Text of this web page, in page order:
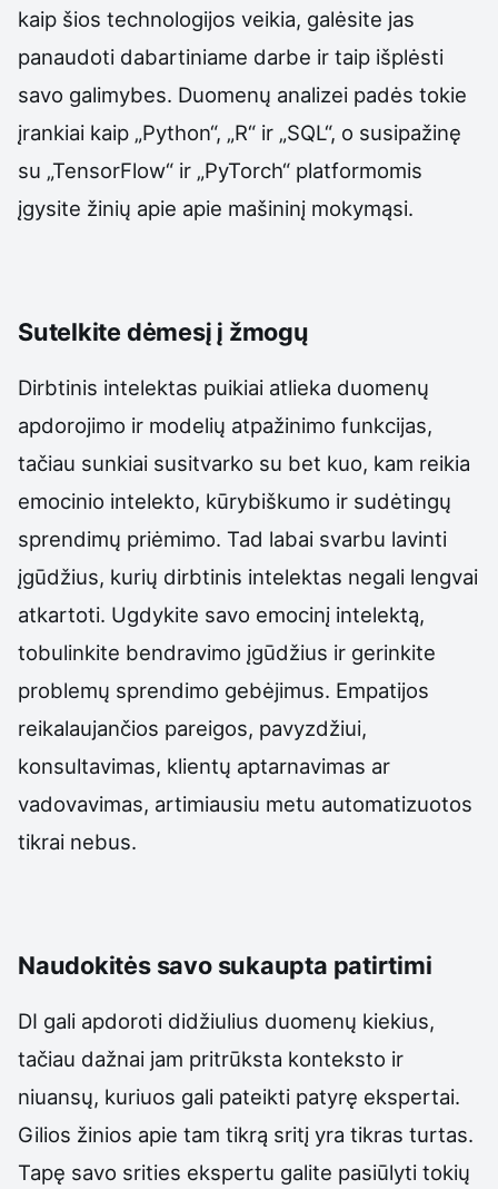
kaip šios technologijos veikia, galėsite jas
panaudoti dabartiniame darbe ir taip išplėsti
savo galimybes. Duomenų analizei padės tokie
įrankiai kaip „Python“, „R“ ir „SQL“, o susipažinę
su „TensorFlow“ ir „PyTorch“ platformomis
įgysite žinių apie apie mašininį mokymąsi.
Sutelkite dėmesį į žmogų
Dirbtinis intelektas puikiai atlieka duomenų
apdorojimo ir modelių atpažinimo funkcijas,
tačiau sunkiai susitvarko su bet kuo, kam reikia
emocinio intelekto, kūrybiškumo ir sudėtingų
sprendimų priėmimo. Tad labai svarbu lavinti
įgūdžius, kurių dirbtinis intelektas negali lengvai
atkartoti. Ugdykite savo emocinį intelektą,
tobulinkite bendravimo įgūdžius ir gerinkite
problemų sprendimo gebėjimus. Empatijos
reikalaujančios pareigos, pavyzdžiui,
konsultavimas, klientų aptarnavimas ar
vadovavimas, artimiausiu metu automatizuotos
tikrai nebus.
Naudokitės savo sukaupta patirtimi
DI gali apdoroti didžiulius duomenų kiekius,
tačiau dažnai jam pritrūksta konteksto ir
niuansų, kuriuos gali pateikti patyrę ekspertai.
Gilios žinios apie tam tikrą sritį yra tikras turtas.
Tapę savo srities ekspertu galite pasiūlyti tokių